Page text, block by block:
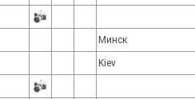
Минск
Kiev